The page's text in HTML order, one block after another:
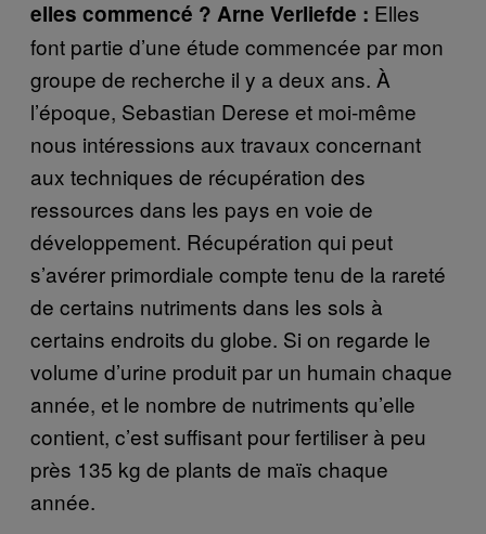
elles commencé ? Arne Verliefde : Elles
font partie d’une étude commencée par mon
groupe de recherche il y a deux ans. À
l’époque, Sebastian Derese et moi-même
nous intéressions aux travaux concernant
aux techniques de récupération des
ressources dans les pays en voie de
développement. Récupération qui peut
s’avérer primordiale compte tenu de la rareté
de certains nutriments dans les sols à
certains endroits du globe. Si on regarde le
volume d’urine produit par un humain chaque
année, et le nombre de nutriments qu’elle
contient, c’est suffisant pour fertiliser à peu
près 135 kg de plants de maïs chaque
année.